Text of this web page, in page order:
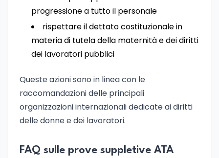
progressione a tutto il personale
rispettare il dettato costituzionale in
materia di tutela della maternità e dei diritti
dei lavoratori pubblici
Queste azioni sono in linea con le
raccomandazioni delle principali
organizzazioni internazionali dedicate ai diritti
delle donne e dei lavoratori.
FAQ sulle prove suppletive ATA